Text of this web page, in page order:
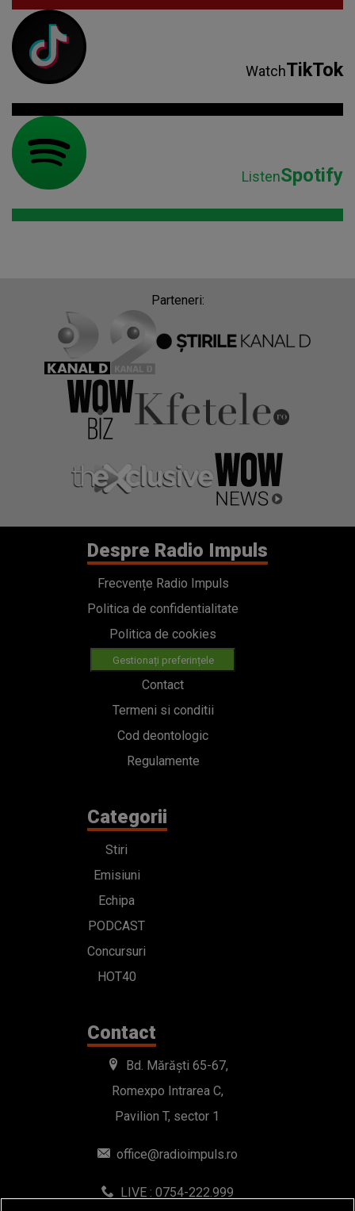
WatchTikTok
ListenSpotify
Parteneri:
Despre Radio Impuls
Frecvențe Radio Impuls
Politica de confidentialitate
Politica de cookies
Gestionați preferințele
Contact
Termeni si conditii
Cod deontologic
Regulamente
Categorii
Stiri
Emisiuni
Echipa
PODCAST
Concursuri
HOT40
Contact
Bd. Mărăști 65-67,
Romexpo Intrarea C,
Pavilion T, sector 1
office@radioimpuls.ro
LIVE : 0754-222.999